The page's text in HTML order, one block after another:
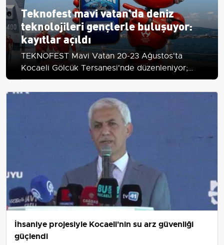
Teknofest mavi vatan'da deniz
teknolojileri gençlerle buluşuyor:
kayıtlar açıldı
TEKNOFEST Mavi Vatan 20-23 Ağustos'ta
Kocaeli Gölcük Tersanesi'nde düzenleniyor;
ücretsiz katılım için NSosyal hesabıyla online
ziyaretçi kaydı gerekiyor.
İhsaniye projesiyle Kocaeli'nin su arz güvenliği
güçlendi